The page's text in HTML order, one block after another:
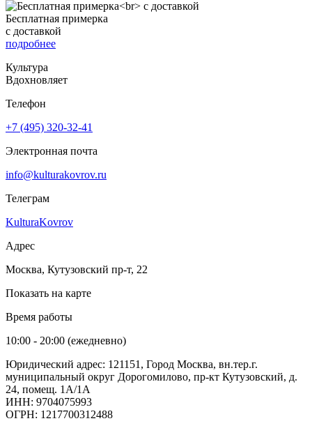
Бесплатная примерка
с доставкой
подробнее
Культура
Вдохновляет
Телефон
+7 (495) 320-32-41
Электронная почта
info@kulturakovrov.ru
Телеграм
KulturaKovrov
Адрес
Москва, Кутузовский пр-т, 22
Показать на карте
Время работы
10:00 - 20:00 (ежедневно)
Юридический адрес: 121151, Город Москва, вн.тер.г.
муниципальный округ Дорогомилово, пр-кт Кутузовский, д.
24, помещ. 1А/1А
ИНН: 9704075993
ОГРН: 1217700312488